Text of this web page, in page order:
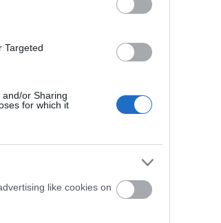
Targeted
or Sharing
for which it
like cookies on
paljon pidemmälle kuin
voimistamaan elämän
rajusta
Useammin olisi
hoitopäivän jälkeen.
ja minulle on edelleen
Tärkeintä oli saada
MM-kisoja konkretisoitui ja
kesän arvokisoihin.